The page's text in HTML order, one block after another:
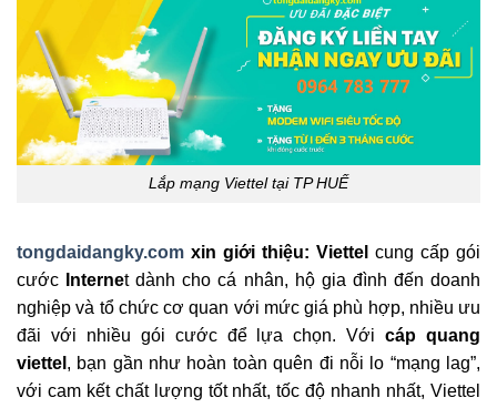
Lắp mạng Viettel tại TP HUẾ
tongdaidangky.com xin giới thiệu: Viettel cung cấp gói
cước
Internet dành cho cá nhân, hộ gia đình đến doanh
nghiệp và tổ chức cơ quan với mức giá phù hợp, nhiều ưu
đãi với nhiều gói cước để lựa chọn. Vớicáp quang
viettel , bạn gần như hoàn toàn quên đi nỗi lo “mạng lag”,
với cam kết chất lượng tốt nhất, tốc độ nhanh nhất, Viettel